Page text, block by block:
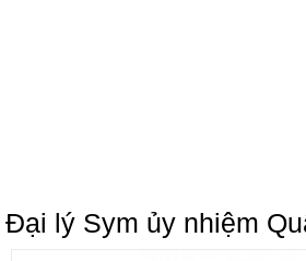
Đại lý Sym ủy nhiệm